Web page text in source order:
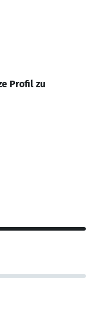
Profil zu